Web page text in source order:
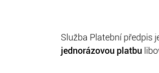
Služba Platební předpis
jednorázovou platbu